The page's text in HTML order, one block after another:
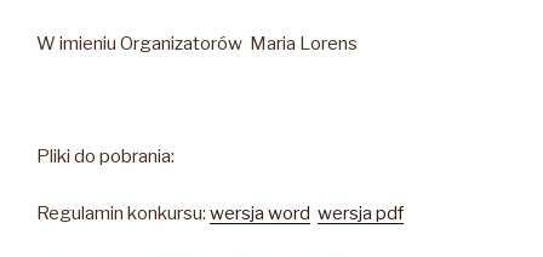
W imieniu Organizatorów Maria Lorens
Pliki do pobrania:
Regulamin konkursu: wersja word wersja pdf